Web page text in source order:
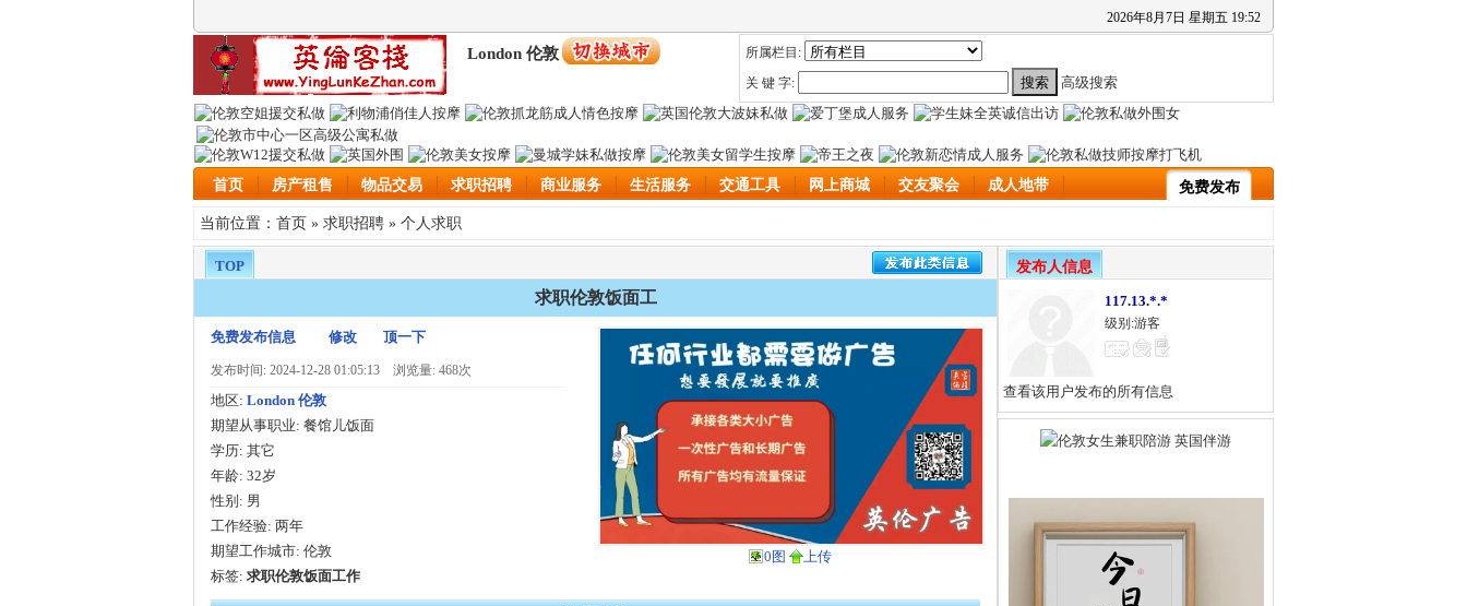
2026年8月 7日 星期五 19:52
London 伦敦
所属栏目:
关 键 字:
高级搜索
首页 房产租售 物品交易 求职招聘 商业服务 生活服务 交通工具 网上商城 交友聚会 成人地带 免费发布
当前位置： 首页 » 求职招聘 » 个人求职
TOP
求职伦敦饭面工
免费发布信息 修改 顶一下
发布时间: 2024-12-28 01:05:13 浏览量: 468次
地区: London 伦敦
期望从事职业: 餐馆儿饭面
学历: 其它
年龄: 32岁
性别: 男
工作经验: 两年
期望工作城市: 伦敦
标签: 求职伦敦饭面工作
0图 上传
发布人信息
117.13.*.*
级别:游客
查看该用户发布的所有信息